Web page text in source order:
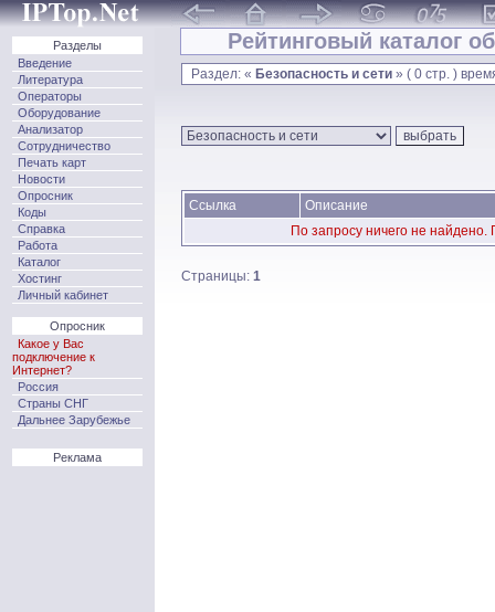
Разделы
Введение
Литература
Операторы
Оборудование
Анализатор
Сотрудничество
Печать карт
Новости
Опросник
Коды
Справка
Работа
Каталог
Хостинг
Личный кабинет
Опросник
Какое у Вас
подключение к
Интернет?
Россия
Страны СНГ
Дальнее Зарубежье
Реклама
Рейтинговый каталог
Раздел: « Безопасность и сети» ( 0 стр. )
Ссылка
Описание
По запросу ничего не
Страницы: 1